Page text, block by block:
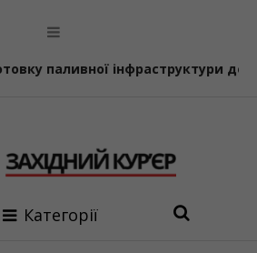
до осінньо-зимового
Категорії